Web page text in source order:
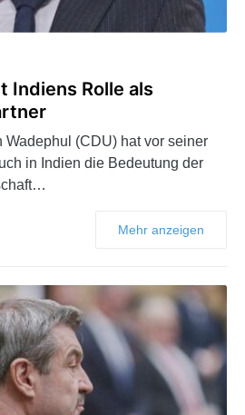
Indiens Rolle als
(CDU) hat vor seiner
in Indien die Bedeutung der
Mehr anzeigen